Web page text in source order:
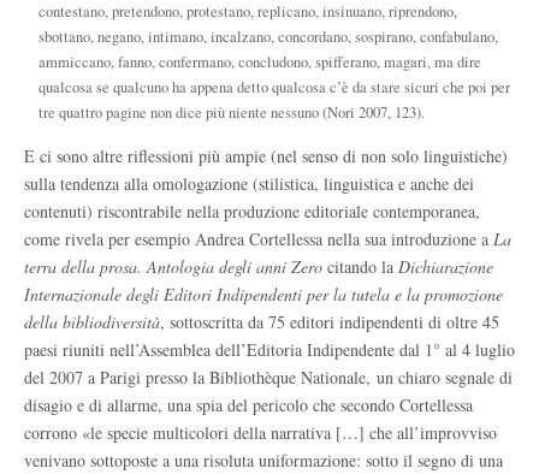
contestano, pretendono, protestano, replicano, insinuano, riprendono,
sbottano, negano, intimano, incalzano, concordano, sospirano, confabulano,
ammiccano, fanno, confermano, concludono, spifferano, magari, ma dire
qualcosa se qualcuno ha appena detto qualcosa c’è da stare sicuri che poi per
tre quattro pagine non dice più niente nessuno (Nori 2007, 123).
E ci sono altre riflessioni più ampie (nel senso di non solo linguistiche)
sulla tendenza alla omologazione (stilistica, linguistica e anche dei
contenuti) riscontrabile nella produzione editoriale contemporanea,
come rivela per esempio Andrea Cortellessa nella sua introduzione a La
terra della prosa. Antologia degli anni Zero citando la Dichiarazione
Internazionale degli Editori Indipendenti per la tutela e la promozione
della bibliodiversità, sottoscritta da 75 editori indipendenti di oltre 45
paesi riuniti nell’Assemblea dell’Editoria Indipendente dal 1° al 4 luglio
del 2007 a Parigi presso la Bibliothèque Nationale, un chiaro segnale di
disagio e di allarme, una spia del pericolo che secondo Cortellessa
corrono «le specie multicolori della narrativa […] che all’improvviso
venivano sottoposte a una risoluta uniformazione: sotto il segno di una